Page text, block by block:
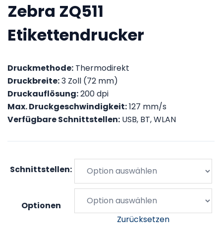
Zebra ZQ511
Etikettendrucker
Druckmethode: Thermodirekt
Druckbreite:3 Zoll (72 mm)
Druckauflösung:200 dpi
Max. Druckgeschwindigkeit:127 mm/s
Verfügbare Schnittstellen: USB, BT, WLAN
Schnittstellen:
Optionen
Zurücksetzen